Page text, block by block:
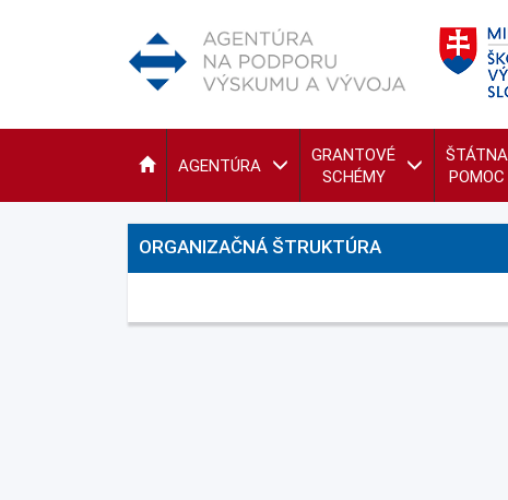
AGENTÚRA
GRANTOVÉ
SCHÉMY
ŠTÁTNA
POMOC
ORGANIZAČNÁ ŠTRUKTÚRA